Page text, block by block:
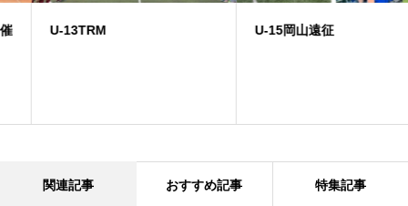
U-13TRM U-15岡山遠征
関連記事 おすすめ記事 特集記事